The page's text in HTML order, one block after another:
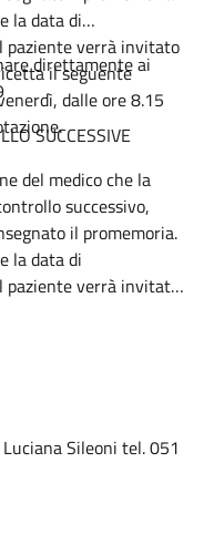
la data di
paziente verrà invitato
il seguente
dalle ore 8.15
direttamente ai
SUCCESSIVE
del medico che la
successivo,
il promemoria.
la data di
paziente verrà invitato
il seguente
Sileoni tel. 051